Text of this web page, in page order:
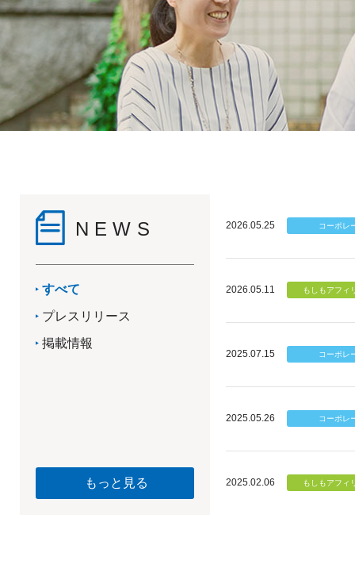
NEWS
すべて
プレスリリース
掲載情報
もっと見る
2026.05.25
2026.05.11
2025.07.15
2025.05.26
2025.02.06